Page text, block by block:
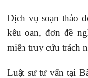
Dịch vụ soạn thảo
kêu oan, đơn đề
miễn truy cứu trách
Luật sư tư vấn tại